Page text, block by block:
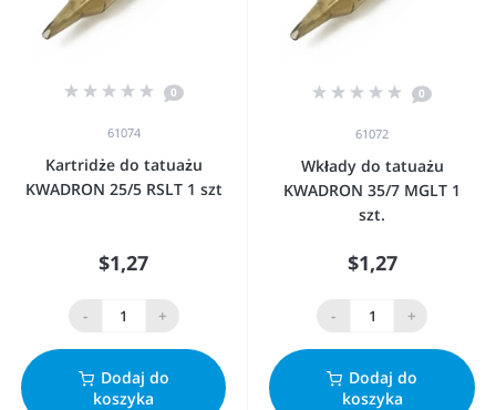
0
61074
Kartridże do tatuażu
KWADRON 25/5 RSLT 1 szt
$1,27
- +
Dodaj do
koszyka
0
61072
Wkłady do tatuażu
KWADRON 35/7 MGLT 1
szt.
$1,27
- +
Dodaj do
koszyka